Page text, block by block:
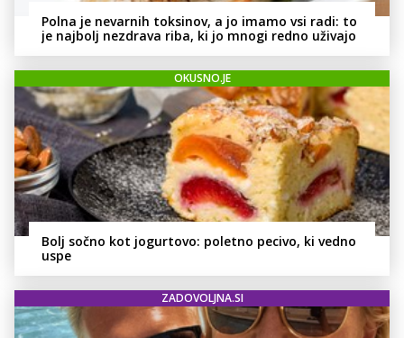
Polna je nevarnih toksinov, a jo imamo vsi radi: to
je najbolj nezdrava riba, ki jo mnogi redno uživajo
OKUSNO.JE
Bolj sočno kot jogurtovo: poletno pecivo, ki vedno
uspe
ZADOVOLJNA.SI